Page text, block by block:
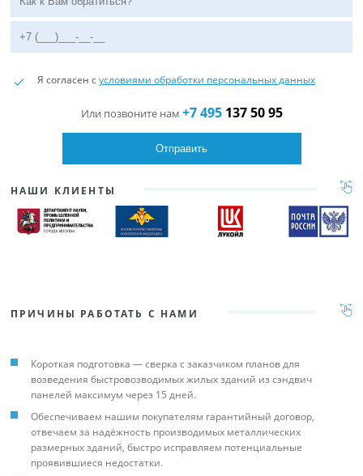
Я согласен сусловиями обработки персональных данных
Или позвоните нам +7 495137 50 95
НАШИ КЛИЕНТЫ
ПРИЧИНЫ РАБОТАТЬ С НАМИ
Короткая подготовка — сверка с заказчиком планов для
возведения быстровозводимых жилых зданий из сэндвич
панелей максимум через 15 дней.
Обеспечиваем нашим покупателям гарантийный договор,
отвечаем за надёжность производимых металлических
размерных зданий, быстро исправляем потенциальные
проявившиеся недостатки.